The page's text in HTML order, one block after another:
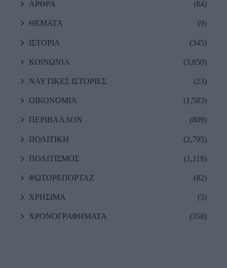
ΑΡΘΡΑ (84)
ΘΕΜΑΤΑ (9)
ΙΣΤΟΡΙΑ (345)
ΚΟΙΝΩΝΙΑ (3,850)
ΝΑΥΤΙΚΕΣ ΙΣΤΟΡΙΕΣ (23)
ΟΙΚΟΝΟΜΙΑ (1,583)
ΠΕΡΙΒΑΛΛΟΝ (809)
ΠΟΛΙΤΙΚΗ (2,795)
ΠΟΛΙΤΙΣΜΟΣ (1,118)
ΦΩΤΟΡΕΠΟΡΤΑΖ (82)
ΧΡΗΣΙΜΑ (5)
ΧΡΟΝΟΓΡΑΦΗΜΑΤΑ (358)